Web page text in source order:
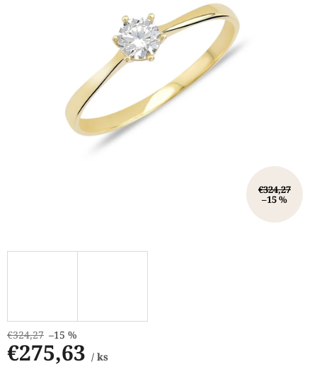
€324,27
–15 %
€324,27 –15 %
€275,63 / ks